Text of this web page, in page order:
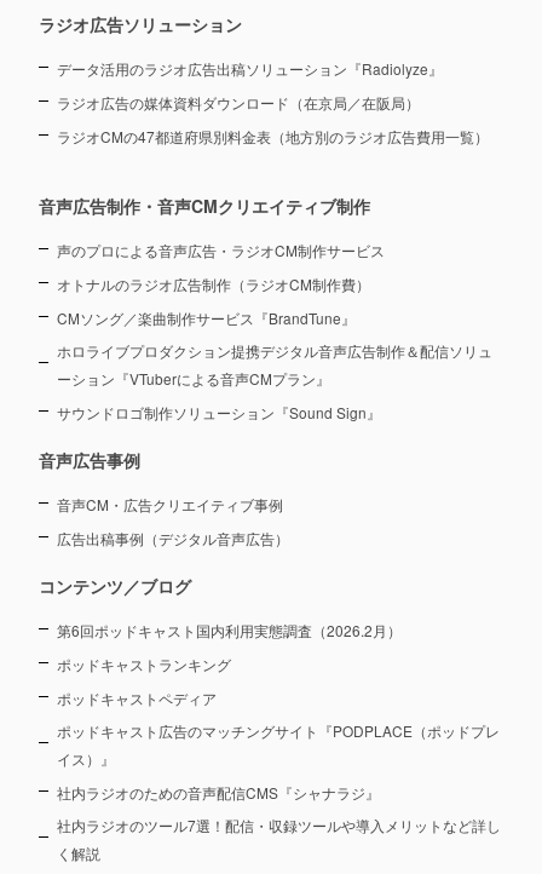
ラジオ広告ソリューション
データ活用のラジオ広告出稿ソリューション『Radiolyze』
ラジオ広告の媒体資料ダウンロード（在京局／在阪局）
ラジオCMの47都道府県別料金表（地方別のラジオ広告費用一覧）
音声広告制作・音声CMクリエイティブ制作
声のプロによる音声広告・ラジオCM制作サービス
オトナルのラジオ広告制作（ラジオCM制作費）
CMソング／楽曲制作サービス『BrandTune』
ホロライブプロダクション提携デジタル音声広告制作＆配信ソリュ
ーション 『VTuberによる音声CMプラン』
サウンドロゴ制作ソリューション『Sound Sign』
音声広告事例
音声CM・広告クリエイティブ事例
広告出稿事例（デジタル音声広告）
コンテンツ／ブログ
第6回ポッドキャスト国内利用実態調査（2026.2月）
ポッドキャストランキング
ポッドキャストペディア
ポッドキャスト広告のマッチングサイト『PODPLACE（ポッドプレ
イス）』
社内ラジオのための音声配信CMS『シャナラジ』
社内ラジオのツール7選！配信・収録ツールや導入メリットなど詳し
く解説